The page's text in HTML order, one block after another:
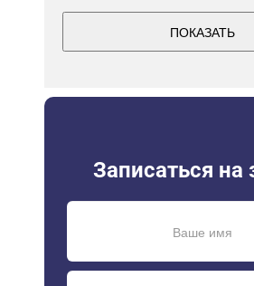
ПОКАЗАТЬ
Записаться на